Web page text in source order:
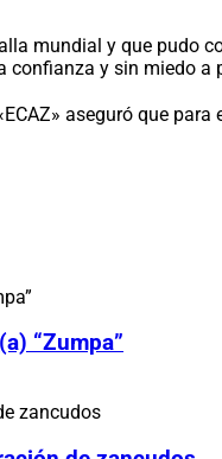
mundial y que pudo
y sin miedo
aseguró que
“Zumpa”